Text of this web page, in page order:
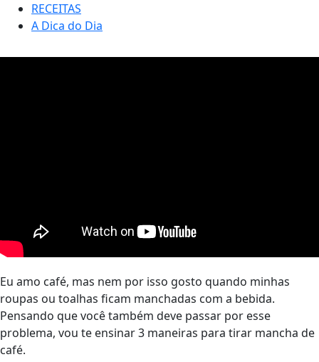
RECEITAS
A Dica do Dia
Eu amo café, mas nem por isso gosto quando minhas
roupas ou toalhas ficam manchadas com a bebida.
Pensando que você também deve passar por esse
problema, vou te ensinar 3 maneiras para tirar mancha de
café.